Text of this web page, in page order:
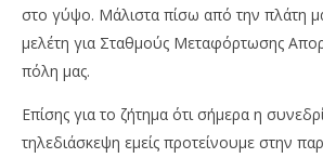
στο γύψο. Μάλιστα πίσω από την πλάτη
μελέτη για Σταθμούς Μεταφόρτωσης
πόλη μας.
Επίσης για το ζήτημα ότι σήμερα η
τηλεδιάσκεψη εμείς προτείνουμε στην